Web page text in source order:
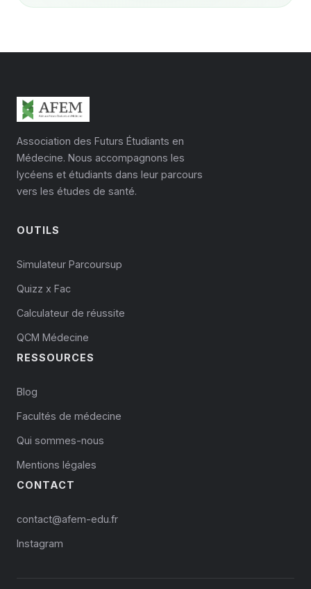
Association des Futurs Étudiants en
Médecine. Nous accompagnons les
lycéens et étudiants dans leur parcours
vers les études de santé.
OUTILS
Simulateur Parcoursup
Quizz x Fac
Calculateur de réussite
QCM Médecine
RESSOURCES
Blog
Facultés de médecine
Qui sommes-nous
Mentions légales
CONTACT
contact@afem-edu.fr
Instagram